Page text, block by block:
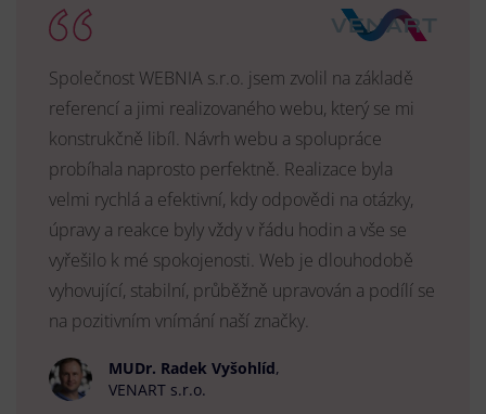
Společnost WEBNIA s.r.o. jsem zvolil na základě
referencí a jimi realizovaného webu, který se mi
konstrukčně libíl. Návrh webu a spolupráce
probíhala naprosto perfektně. Realizace byla
velmi rychlá a efektivní, kdy odpovědi na otázky,
úpravy a reakce byly vždy v řádu hodin a vše se
vyřešilo k mé spokojenosti. Web je dlouhodobě
vyhovující, stabilní, průběžně upravován a podílí se
na pozitivním vnímání naší značky.
MUDr. Radek Vyšohlíd,
VENART s.r.o.